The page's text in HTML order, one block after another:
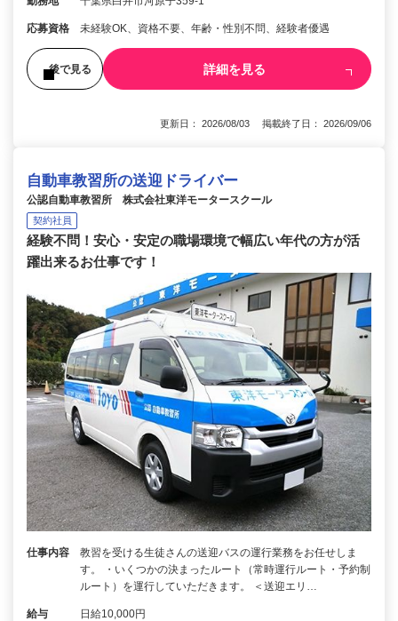
応募資格 未経験OK、資格不要、年齢・性別不問、経験者優遇
後で見る 詳細を見る
更新日： 2026/08/03 掲載終了日： 2026/09/06
自動車教習所の送迎ドライバー
公認自動車教習所 株式会社東洋モータースクール
契約社員
経験不問！安心・安定の職場環境で幅広い年代の方が活
躍出来るお仕事です！
仕事内容
教習を受ける生徒さんの送迎バスの運行業務をお任せしま
す。 ・いくつかの決まったルート（常時運行ルート・予約制
ルート）を運行していただきます。 ＜送迎エリ…
給与 日給10,000円